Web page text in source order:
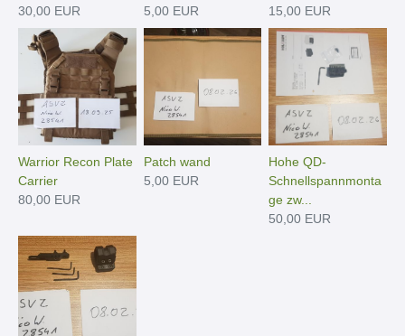
30,00 EUR
5,00 EUR
15,00 EUR
Warrior Recon Plate
Carrier
80,00 EUR
Patch wand
5,00 EUR
Hohe QD-
Schnellspannmonta
ge zw...
50,00 EUR